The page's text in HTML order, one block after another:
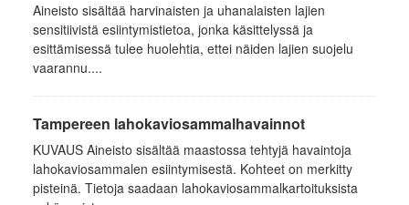
Aineisto sisältää harvinaisten ja uhanalaisten lajien
sensitiivistä esiintymistietoa, jonka käsittelyssä ja
esittämisessä tulee huolehtia, ettei näiden lajien suojelu
vaarannu....
Tampereen lahokaviosammalhavainnot
KUVAUS Aineisto sisältää maastossa tehtyjä havaintoja
lahokaviosammalen esiintymisestä. Kohteet on merkitty
pisteinä. Tietoja saadaan lahokaviosammalkartoituksista